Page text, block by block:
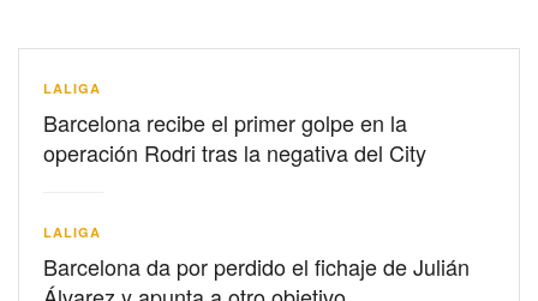
LALIGA
Barcelona recibe el primer golpe en la
operación Rodri tras la negativa del City
LALIGA
Barcelona da por perdido el fichaje de Julián